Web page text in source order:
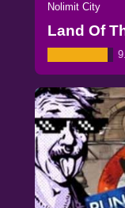
Nolimit City
Land Of